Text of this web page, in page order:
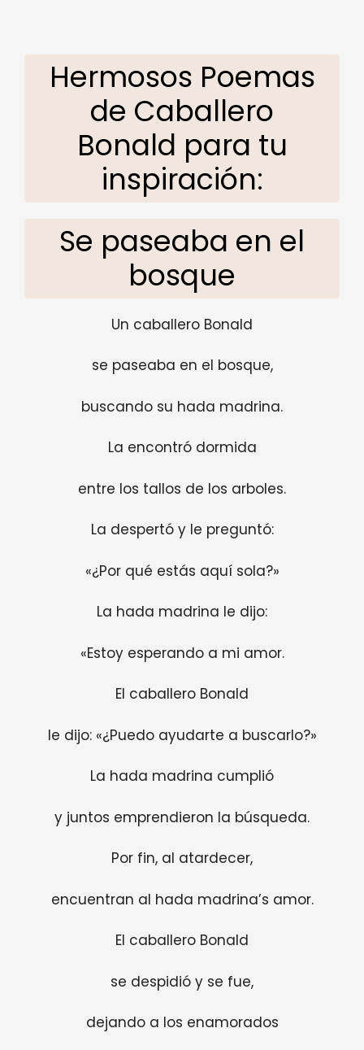
Hermosos Poemas
de Caballero
Bonald para tu
inspiración:
Se paseaba en el
bosque
Un caballero Bonald
se paseaba en el bosque,
buscando su hada madrina.
La encontró dormida
entre los tallos de los arboles.
La despertó y le preguntó:
«¿Por qué estás aquí sola?»
La hada madrina le dijo:
«Estoy esperando a mi amor.
El caballero Bonald
le dijo: «¿Puedo ayudarte a buscarlo?»
La hada madrina cumplió
y juntos emprendieron la búsqueda.
Por fin, al atardecer,
encuentran al hada madrina’s amor.
El caballero Bonald
se despidió y se fue,
dejando a los enamorados